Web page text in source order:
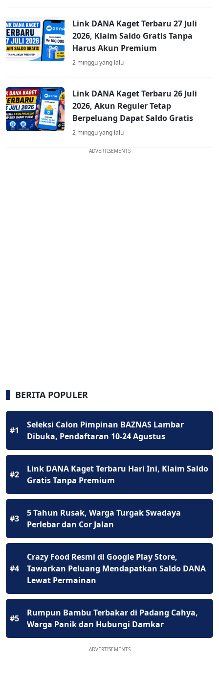
Link DANA Kaget Terbaru 27 Juli
2026, Klaim Saldo Gratis Tanpa
Harus Akun Premium
2 minggu yang lalu
Link DANA Kaget Terbaru 26 Juli
2026, Akun Reguler Tetap
Berpeluang Dapat Saldo Gratis
2 minggu yang lalu
ADVERTISEMENTS
BERITA POPULER
#1
Seleksi Calon Pimpinan BAZNAS Lambar
Dibuka, Pendaftaran 10-24 Agustus
#2
Link DANA Kaget Terbaru Hari Ini, Klaim Saldo
Gratis Tanpa Premium
#3
5 Tahun Rusak, Warga Turgak Swadaya
Perlebar dan Cor Jalan
#4
Crazy Food Resmi di Google Play Store,
Tawarkan Peluang Mendapatkan Saldo DANA
Lewat Permainan
#5
Rumpun Bambu Terbakar di Padang Cahya,
Warga Panik dan Hubungi Damkar
ADVERTISEMENTS